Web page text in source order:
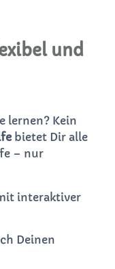
und
lernen? Kein
bietet Dir alle
– nur
interaktiver
Deinen